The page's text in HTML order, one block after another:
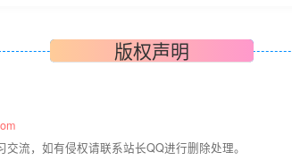
版权声明
流，如有侵权请联系站长QQ进行删除处理。